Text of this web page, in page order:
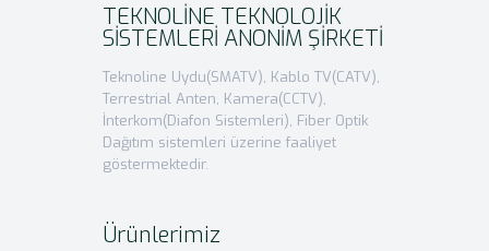
TEKNOLİNE TEKNOLOJİK
SİSTEMLERİ ANONİM ŞİRKETİ
Teknoline Uydu(SMATV), Kablo TV(CATV),
Terrestrial Anten, Kamera(CCTV),
İnterkom(Diafon Sistemleri), Fiber Optik
Dağıtım sistemleri üzerine faaliyet
göstermektedir.
Ürünlerimiz